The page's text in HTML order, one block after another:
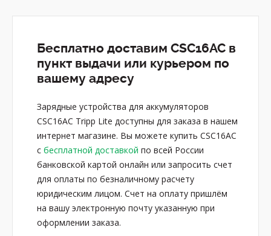
Бесплатно доставим CSC16AC в
пункт выдачи или курьером по
вашему адресу
Зарядные устройства для аккумуляторов
CSC16AC Tripp Lite доступны для заказа в нашем
интернет магазине. Вы можете купить CSC16AC
с бесплатной доставкой по всей России
банковской картой онлайн или запросить счет
для оплаты по безналичному расчету
юридическим лицом. Счет на оплату пришлём
на вашу электронную почту указанную при
оформлении заказа.